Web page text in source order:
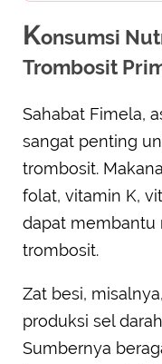
Konsumsi
Trombosit
Sahabat Fimela,
sangat penting
trombosit.
folat, vitamin K,
dapat membantu
trombosit.
Zat besi,
produksi sel
Sumbernya